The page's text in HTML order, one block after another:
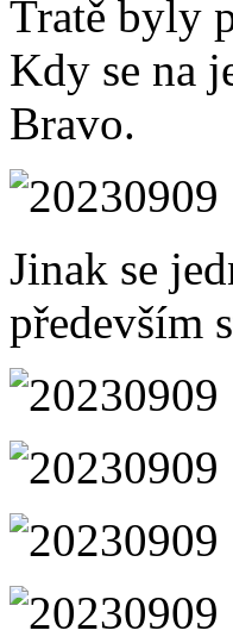
Tratě byly
Kdy se na
Bravo.
Jinak se
především